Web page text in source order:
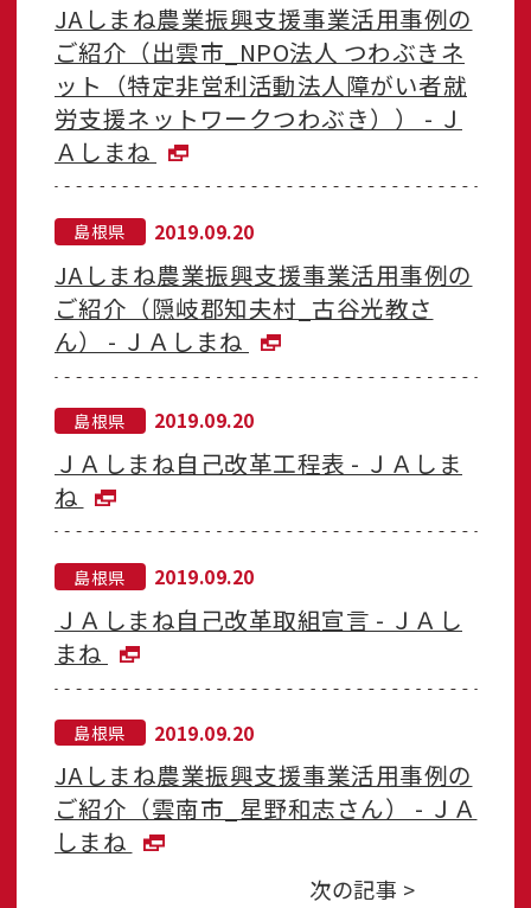
JAしまね農業振興支援事業活用事例の
ご紹介（出雲市_NPO法人 つわぶきネ
ット（特定非営利活動法人障がい者就
労支援ネットワークつわぶき）） - Ｊ
Ａしまね
島根県 2019.09.20
JAしまね農業振興支援事業活用事例の
ご紹介（隠岐郡知夫村_古谷光教さ
ん） - ＪＡしまね
島根県 2019.09.20
ＪＡしまね自己改革工程表 - ＪＡしま
ね
島根県 2019.09.20
ＪＡしまね自己改革取組宣言 - ＪＡし
まね
島根県 2019.09.20
JAしまね農業振興支援事業活用事例の
ご紹介（雲南市_星野和志さん） - ＪＡ
しまね
次の記事 >